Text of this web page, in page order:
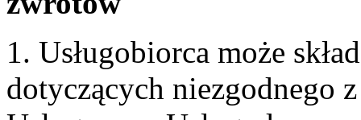
1. Usługobiorca może
dotyczących niezgodnego